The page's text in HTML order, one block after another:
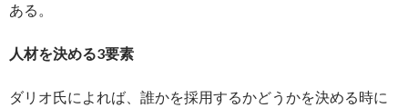
ある。
人材を決める3要素
ダリオ氏によれば、誰かを採用するかどうかを決める時に